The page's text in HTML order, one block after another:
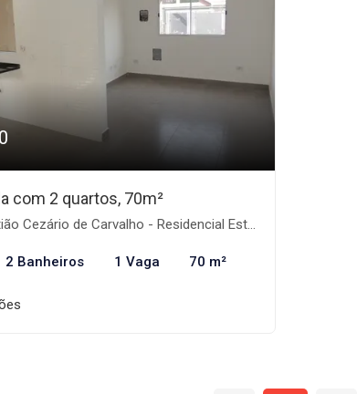
com 2 quartos, 70m²
de Carvalho - Residencial Estoril, Taubaté-SP
2 Banheiros 1 Vaga 70 m²